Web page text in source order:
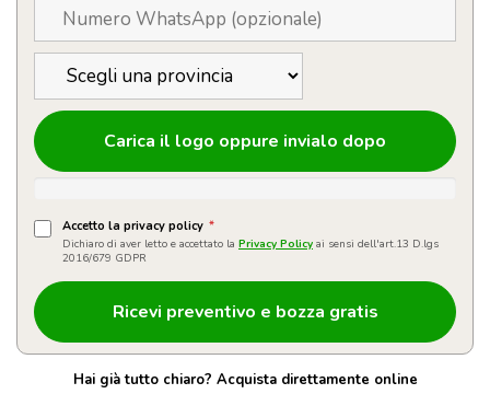
Carica il logo oppure invialo dopo
Accetto la privacy policy *
Dichiaro di aver letto e accettato la Privacy Policy ai sensi dell'art.13 D.lgs
2016/679 GDPR
Hai già tutto chiaro? Acquista direttamente online